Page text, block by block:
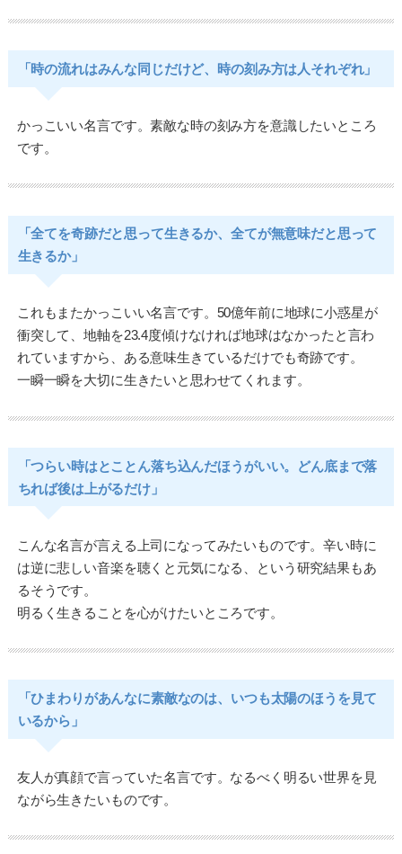
「時の流れはみんな同じだけど、時の刻み方は人それぞれ」
かっこいい名言です。素敵な時の刻み方を意識したいところ
です。
「全てを奇跡だと思って生きるか、全てが無意味だと思って
生きるか」
これもまたかっこいい名言です。50億年前に地球に小惑星が
衝突して、地軸を23.4度傾けなければ地球はなかったと言わ
れていますから、ある意味生きているだけでも奇跡です。
一瞬一瞬を大切に生きたいと思わせてくれます。
「つらい時はとことん落ち込んだほうがいい。どん底まで落
ちれば後は上がるだけ」
こんな名言が言える上司になってみたいものです。辛い時に
は逆に悲しい音楽を聴くと元気になる、という研究結果もあ
るそうです。
明るく生きることを心がけたいところです。
「ひまわりがあんなに素敵なのは、いつも太陽のほうを見て
いるから」
友人が真顔で言っていた名言です。なるべく明るい世界を見
ながら生きたいものです。